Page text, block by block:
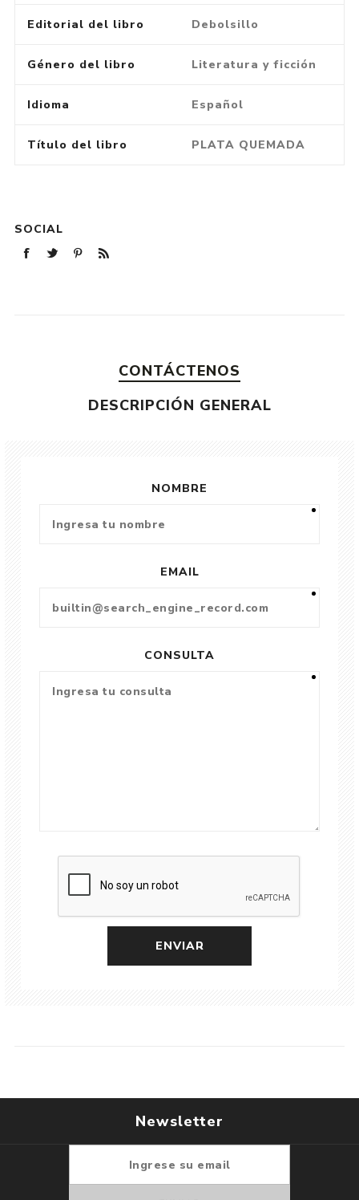
Editorial del libro Debolsillo
Género del libro Literatura y ficción
Idioma Español
Título del libro PLATA QUEMADA
SOCIAL
CONTÁCTENOS
DESCRIPCIÓN GENERAL
NOMBRE
EMAIL
CONSULTA
Newsletter